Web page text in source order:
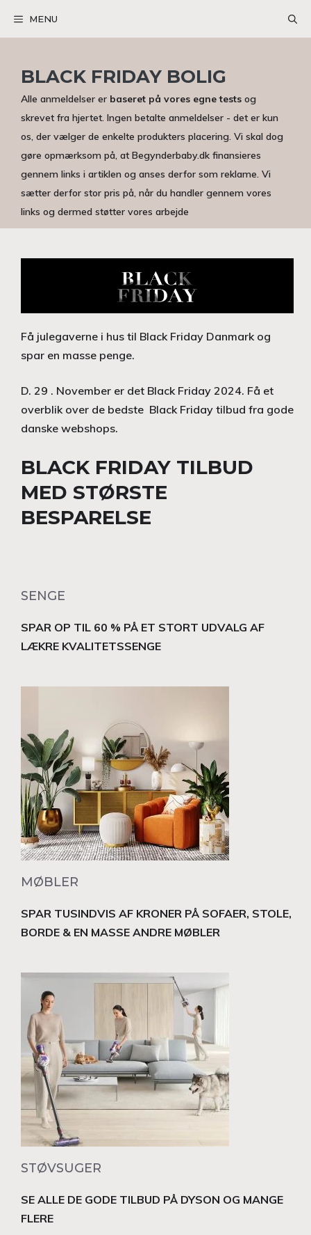
MENU
BLACK FRIDAY BOLIG
Alle anmeldelser er baseret på vores egne tests og
skrevet fra hjertet. Ingen betalte anmeldelser - det er kun
os, der vælger de enkelte produkters placering. Vi skal dog
gøre opmærksom på, at Begynderbaby.dk finansieres
gennem links i artiklen og anses derfor som reklame. Vi
sætter derfor stor pris på, når du handler gennem vores
links og dermed støtter vores arbejde
Få julegaverne i hus til Black Friday Danmark og
spar en masse penge.
D. 29 . November er det Black Friday 2024. Få et
overblik over de bedste Black Friday tilbud fra gode
danske webshops.
BLACK FRIDAY TILBUD
MED STØRSTE
BESPARELSE
SENGE
SPAR OP TIL 60 % PÅ ET STORT UDVALG AF
LÆKRE KVALITETSSENGE
MØBLER
SPAR TUSINDVIS AF KRONER PÅ SOFAER, STOLE,
BORDE & EN MASSE ANDRE MØBLER
STØVSUGER
SE ALLE DE GODE TILBUD PÅ DYSON OG MANGE
FLERE